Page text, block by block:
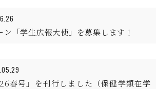
「学生広報大使」を募集します！
春号」を刊行しました（保健学類在学